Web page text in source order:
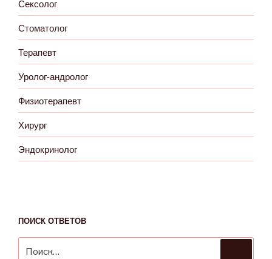
Сексолог
Стоматолог
Терапевт
Уролог-андролог
Физиотерапевт
Хирург
Эндокринолог
ПОИСК ОТВЕТОВ